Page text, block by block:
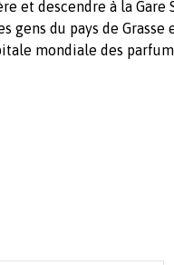
et descendre à la Gare
gens du pays de Grasse
mondiale des